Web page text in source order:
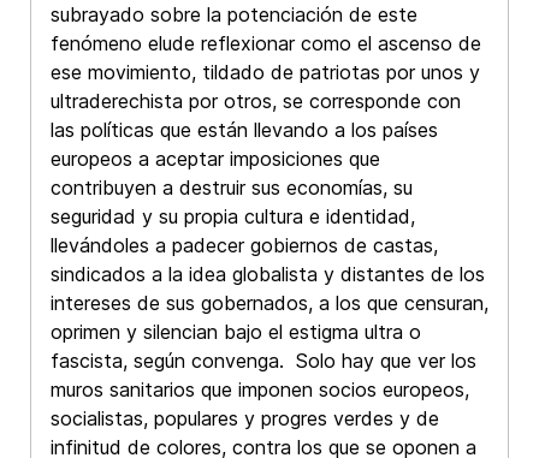
subrayado sobre la potenciación de este
fenómeno elude reflexionar como el ascenso de
ese movimiento, tildado de patriotas por unos y
ultraderechista por otros, se corresponde con
las políticas que están llevando a los países
europeos a aceptar imposiciones que
contribuyen a destruir sus economías, su
seguridad y su propia cultura e identidad,
llevándoles a padecer gobiernos de castas,
sindicados a la idea globalista y distantes de los
intereses de sus gobernados, a los que censuran,
oprimen y silencian bajo el estigma ultra o
fascista, según convenga. Solo hay que ver los
muros sanitarios que imponen socios europeos,
socialistas, populares y progres verdes y de
infinitud de colores, contra los que se oponen a